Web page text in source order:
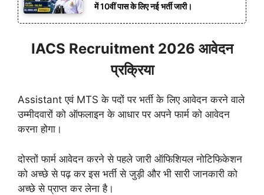
में 10वीं पास के लिए नई भर्ती जारी।
IACS Recruitment 2026 आवेदन
प्रक्रिया
Assistant एवं MTS के पदों पर भर्ती के लिए आवेदन करने वाले
उम्मीदवारों को ऑफलाइन के आधार पर अपने फार्म को आवेदन
करना होगा।
दोस्तों फार्म आवेदन करने से पहले जारी ऑफिशियल नोटिफिकेशन
को अच्छे से पढ़ कर इस भर्ती से जुड़ी और भी सारी जानकारी को
अच्छे से प्राप्त कर लेना है।